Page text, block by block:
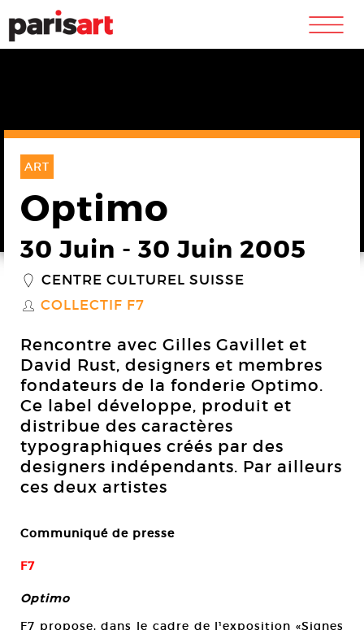
m
ART
Optimo
30 Juin - 30 Juin 2005
_ CENTRE CULTUREL SUISSE
S COLLECTIF F7
Rencontre avec Gilles Gavillet et
David Rust, designers et membres
fondateurs de la fonderie Optimo.
Ce label développe, produit et
distribue des caractères
typographiques créés par des
designers indépendants. Par ailleurs
ces deux artistes
Communiqué de presse
F7
Optimo
F7 propose, dans le cadre de l¹exposition «Signes